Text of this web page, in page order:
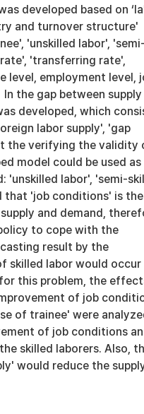
developed based on
and turnover structure'
'unskilled labor', 'semi-
'transferring rate',
level, employment level,
the gap between supply
developed, which
labor supply', 'gap
the verifying the validity
model could be used as
'unskilled labor', 'semi-
that 'job conditions' is the
and demand,
to cope with the
result by the
skilled labor would occur
this problem, the
of job
of trainee' were
of job conditions
skilled laborers. Also,
would reduce the